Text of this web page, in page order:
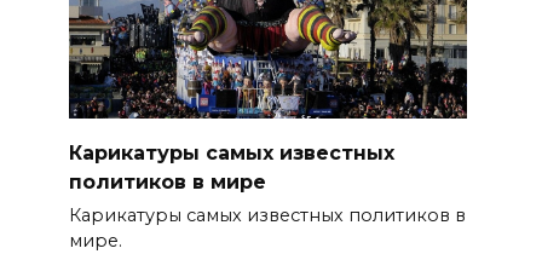
Карикатуры самых известных
политиков в мире
Карикатуры самых известных политиков в
мире.